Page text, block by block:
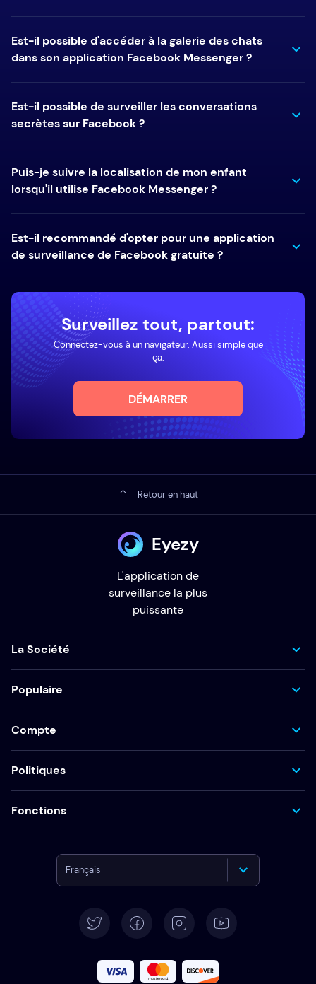
Est-il possible d'accéder à la galerie des chats
dans son application Facebook Messenger ?
Est-il possible de surveiller les conversations
secrètes sur Facebook ?
Puis-je suivre la localisation de mon enfant
lorsqu'il utilise Facebook Messenger ?
Est-il recommandé d'opter pour une application
de surveillance de Facebook gratuite ?
Surveillez tout, partout:
Connectez-vous à un navigateur. Aussi simple que
ça.
DÉMARRER
Retour en haut
Eyezy
L'application de
surveillance la plus
puissante
La Société
Populaire
Compte
Politiques
Fonctions
Français
Deutsch
Español